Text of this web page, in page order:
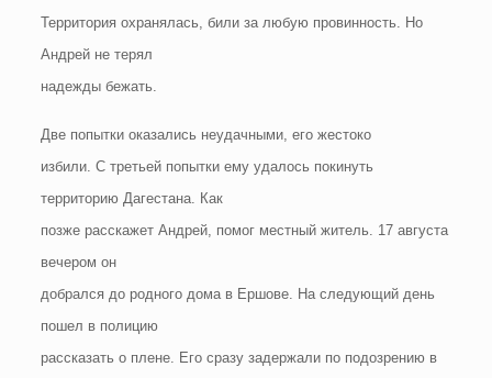
Территория охранялась, били за любую провинность. Но
Андрей не терял
надежды бежать.
Две попытки оказались неудачными, его жестоко
избили. С третьей попытки ему удалось покинуть
территорию Дагестана. Как
позже расскажет Андрей, помог местный житель. 17 августа
вечером он
добрался до родного дома в Ершове. На следующий день
пошел в полицию
рассказать о плене. Его сразу задержали по подозрению в